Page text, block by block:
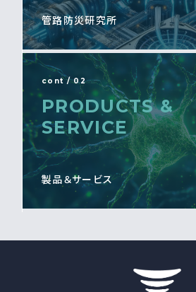
管路防災研究所
cont / 02
PRODUCTS &
SERVICE
製品＆サービス